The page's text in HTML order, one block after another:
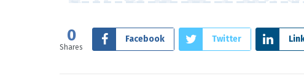
0
Shares
Facebook Twitter